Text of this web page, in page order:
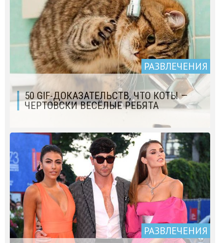
РАЗВЛЕЧЕНИЯ
50 GIF-ДОКАЗАТЕЛЬСТВ, ЧТО КОТЫ —
ЧЕРТОВСКИ ВЕСЁЛЫЕ РЕБЯТА
РАЗВЛЕЧЕНИЯ